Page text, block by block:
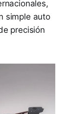
simple auto
precisión